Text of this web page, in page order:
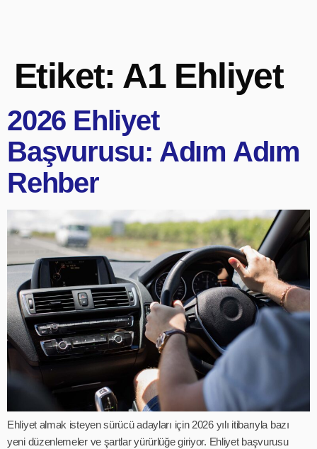
Etiket: A1 Ehliyet
2026 Ehliyet
Başvurusu: Adım Adım
Rehber
Ehliyet almak isteyen sürücü adayları için 2026 yılı itibarıyla bazı
yeni düzenlemeler ve şartlar yürürlüğe giriyor. Ehliyet başvurusu